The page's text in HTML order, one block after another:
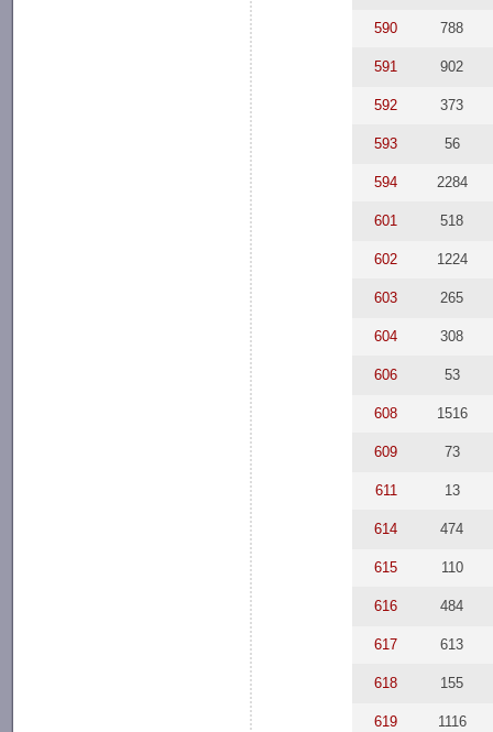
590 788
591 902
592 373
593 56
594 2284
601 518
602 1224
603 265
604 308
606 53
608 1516
609 73
611 13
614 474
615 110
616 484
617 613
618 155
619 1116